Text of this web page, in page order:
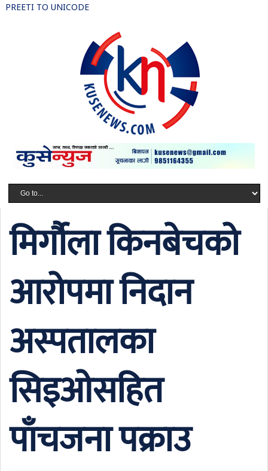
PREETI TO UNICODE
मिर्गौला किनबेचको
आरोपमा निदान
अस्पतालका
सिइओसहित
पाँचजना पक्राउ